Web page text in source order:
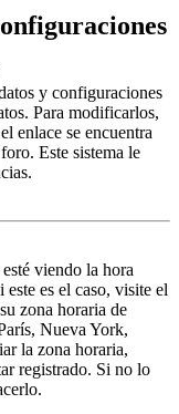
y configuraciones
Para modificarlos,
enlace se encuentra
Este sistema le
viendo la hora
es el caso, visite el
zona horaria de
Nueva York,
la zona horaria,
registrado. Si no lo